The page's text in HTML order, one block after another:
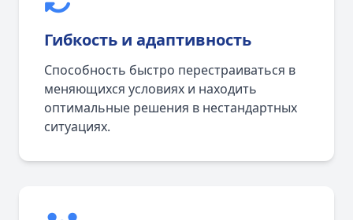
Гибкость и адаптивность
Способность быстро перестраиваться в
меняющихся условиях и находить
оптимальные решения в нестандартных
ситуациях.